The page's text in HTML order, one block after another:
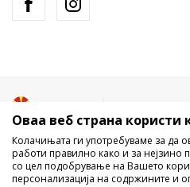
Оваа веб страна
Колачињата ги употребуваме за да
работи правилно како и за
со цел подобрување на Вашето
персонализација на содржините и